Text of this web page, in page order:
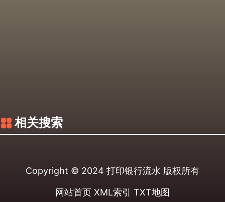
相关搜索
Copyright © 2024 打印银行流水 版权所有
网站首页 XML索引 TXT地图